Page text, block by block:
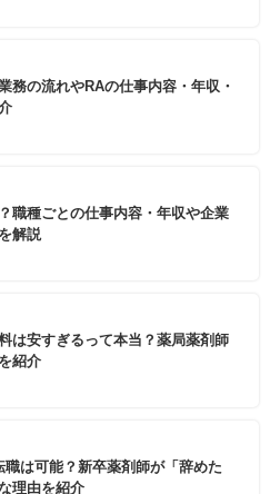
務の流れやRAの仕事内容・年収・
職種ごとの仕事内容・年収や企業
解説
は安すぎるって本当？薬局薬剤師
紹介
職は可能？新卒薬剤師が「辞めた
理由を紹介